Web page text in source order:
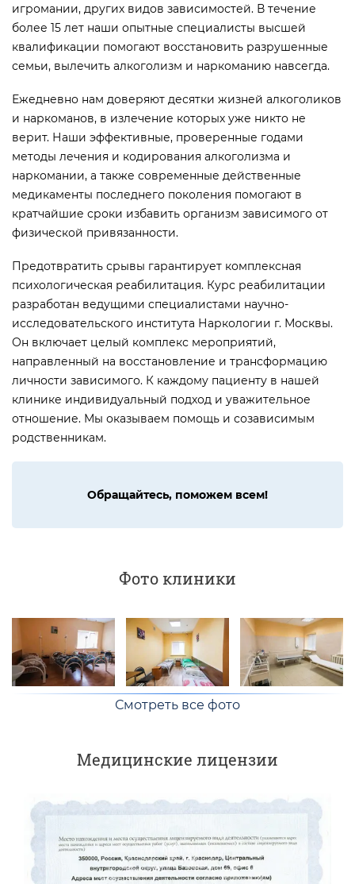
игромании, других видов зависимостей. В течение
более 15 лет наши опытные специалисты высшей
квалификации помогают восстановить разрушенные
семьи, вылечить алкоголизм и наркоманию навсегда.
Ежедневно нам доверяют десятки жизней алкоголиков
и наркоманов, в излечение которых уже никто не
верит. Наши эффективные, проверенные годами
методы лечения и кодирования алкоголизма и
наркомании, а также современные действенные
медикаменты последнего поколения помогают в
кратчайшие сроки избавить организм зависимого от
физической привязанности.
Предотвратить срывы гарантирует комплексная
психологическая реабилитация. Курс реабилитации
разработан ведущими специалистами научно-
исследовательского института Наркологии г. Москвы.
Он включает целый комплекс мероприятий,
направленный на восстановление и трансформацию
личности зависимого. К каждому пациенту в нашей
клинике индивидуальный подход и уважительное
отношение. Мы оказываем помощь и созависимым
родственникам.
Обращайтесь, поможем всем!
Фото клиники
Смотреть все фото
Медицинские лицензии